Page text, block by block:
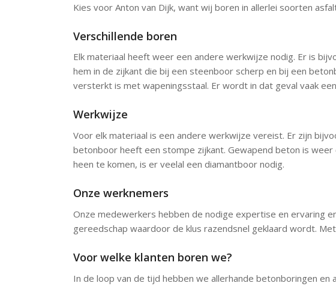
Kies voor Anton van Dijk, want wij boren in allerlei soorten
Verschillende boren
Elk materiaal heeft weer een andere werkwijze nodig. Er is
hem in de zijkant die bij een steenboor scherp en bij een
versterkt is met wapeningsstaal. Er wordt in dat geval vaak
Werkwijze
Voor elk materiaal is een andere werkwijze vereist. Er zijn
betonboor heeft een stompe zijkant. Gewapend beton is
heen te komen, is er veelal een diamantboor nodig.
Onze werknemers
Onze medewerkers hebben de nodige expertise en ervaring
gereedschap waardoor de klus razendsnel geklaard wordt.
Voor welke klanten boren we?
In de loop van de tijd hebben we allerhande betonboringen